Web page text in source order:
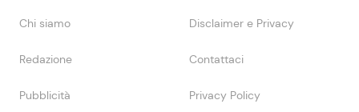
Chi siamo Disclaimer e Privacy
Redazione Contattaci
Pubblicità Privacy Policy